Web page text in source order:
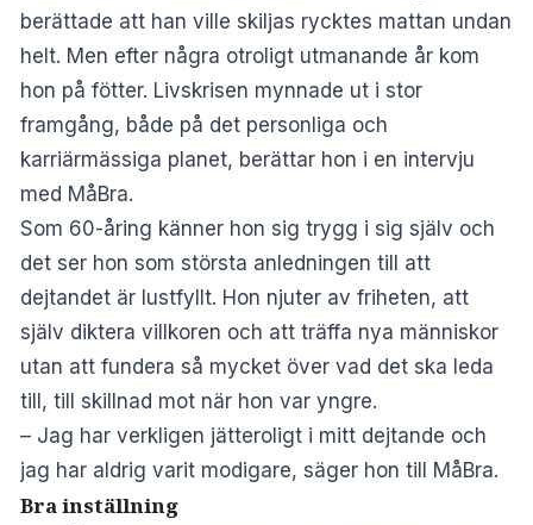
berättade att han ville skiljas rycktes mattan undan
helt. Men efter några otroligt utmanande år kom
hon på fötter. Livskrisen mynnade ut i stor
framgång, både på det personliga och
karriärmässiga planet, berättar hon i en intervju
med MåBra.
Som 60-åring känner hon sig trygg i sig själv och
det ser hon som största anledningen till att
dejtandet är lustfyllt. Hon njuter av friheten, att
själv diktera villkoren och att träffa nya människor
utan att fundera så mycket över vad det ska leda
till, till skillnad mot när hon var yngre.
– Jag har verkligen jätteroligt i mitt dejtande och
jag har aldrig varit modigare, säger hon till MåBra.
Bra inställning